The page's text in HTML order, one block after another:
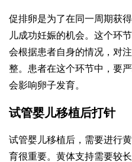
促排卵是为了在同一周期获
儿成功妊娠的机会。这个环
会根据患者自身的情况，对
整。患者在这个环节中，要
会影响卵子发育。
试管婴儿移植后打针
试管婴儿移植后，需要进行
育很重要。黄体支持需要较